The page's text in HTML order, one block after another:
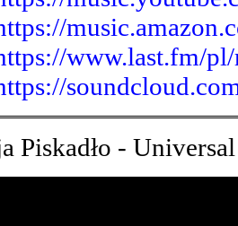
www.last.fm/
Piskadło -